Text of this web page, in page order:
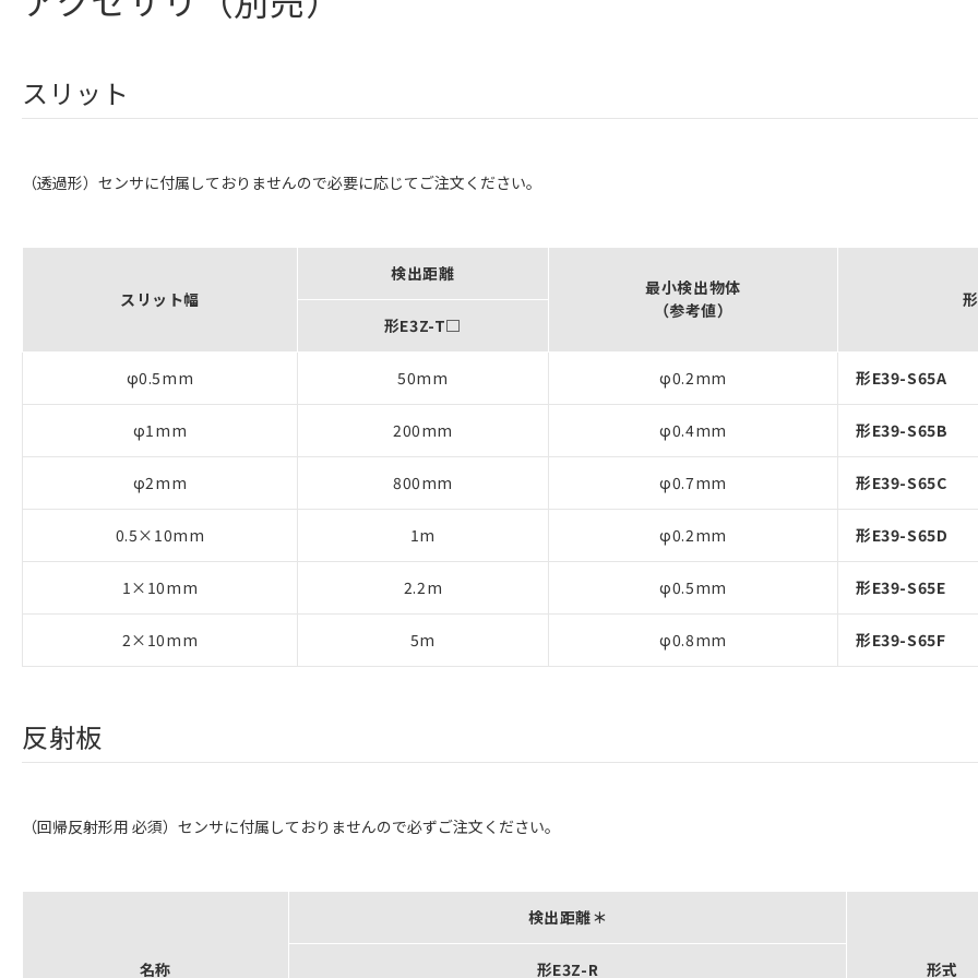
スリット
（透過形）センサに付属しておりませんので必要に応じてご注文ください。
スリット幅
検出距離
最小検出物体
（参考値）
形E3Z-T□
φ0.5mm 50mm φ0.2mm 形E39-S65A
φ1mm 200mm φ0.4mm 形E39-S65B
φ2mm 800mm φ0.7mm 形E39-S65C
0.5×10mm 1m φ0.2mm 形E39-S65D
1×10mm 2.2m φ0.5mm 形E39-S65E
2×10mm 5m φ0.8mm 形E39-S65F
反射板
（回帰反射形用 必須）センサに付属しておりませんので必ずご注文ください。
名称
検出距離＊
形式
形E3Z-R